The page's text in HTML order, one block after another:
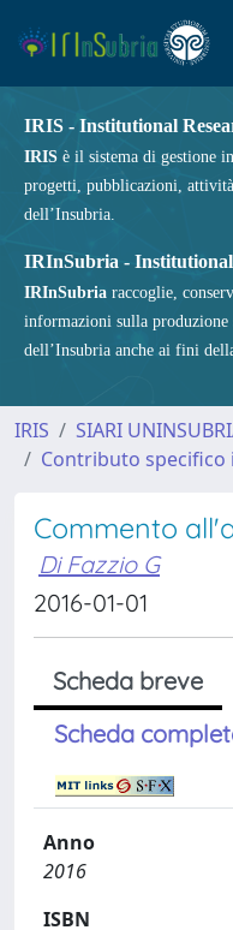
IRIS - Institutional
IRIS è il sistema di gestione
progetti, pubblicazioni,
dell’Insubria.
IRInSubria -
IRInSubria raccoglie,
informazioni sulla
dell’Insubria anche ai fini
IRIS
SIARI
Contributo specifico
Commento
Di Fazzio G
2016-01-01
Scheda breve
Scheda
Anno
2016
ISBN